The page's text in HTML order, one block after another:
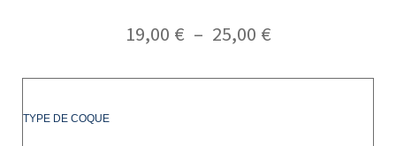
19,00 € – 25,00 €
TYPE DE COQUE